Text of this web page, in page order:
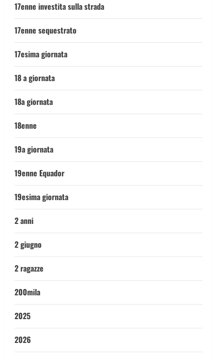
17enne investita sulla strada
17enne sequestrato
17esima giornata
18 a giornata
18a giornata
18enne
19a giornata
19enne Equador
19esima giornata
2 anni
2 giugno
2 ragazze
200mila
2025
2026